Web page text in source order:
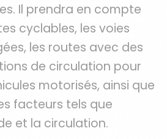
Il prendra en compte
cyclables, les voies
les routes avec des
de circulation pour
motorisés, ainsi que
facteurs tels que
et la circulation.